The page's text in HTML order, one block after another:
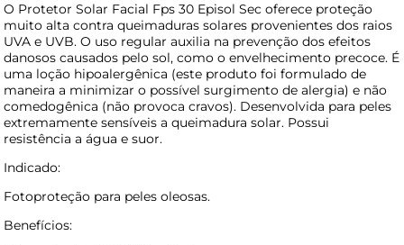
O Protetor Solar Facial Fps 30 Episol Sec oferece proteção
muito alta contra queimaduras solares provenientes dos raios
UVA e UVB. O uso regular auxilia na prevenção dos efeitos
danosos causados pelo sol, como o envelhecimento precoce. É
uma loção hipoalergênica (este produto foi formulado de
maneira a minimizar o possível surgimento de alergia) e não
comedogênica (não provoca cravos). Desenvolvida para peles
extremamente sensíveis a queimadura solar. Possui
resistência a água e suor.
Indicado:
Fotoproteção para peles oleosas.
Benefícios: